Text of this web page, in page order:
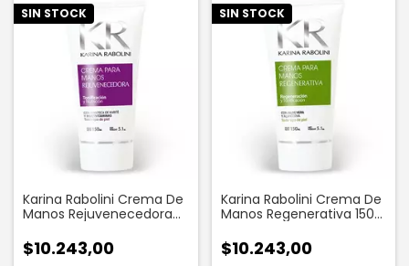
SIN STOCK
Karina Rabolini Crema De
Manos Rejuvenecedora
$10.243,00
SIN STOCK
Karina Rabolini Crema De
Manos Regenerativa 150
$10.243,00